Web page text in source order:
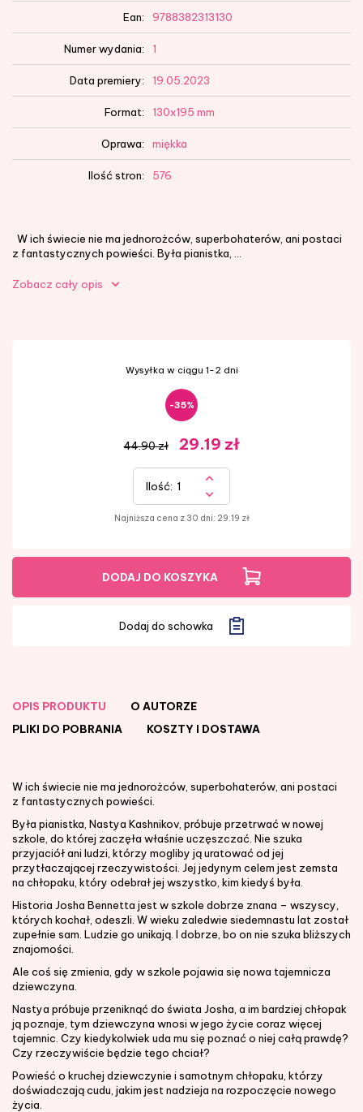
Ean: 9788382313130
Numer wydania: 1
Data premiery: 19.05.2023
Format: 130x195 mm
Oprawa: miękka
Ilość stron: 576
W ich świecie nie ma jednorożców, superbohaterów, ani postaci
z fantastycznych powieści. Była pianistka, ...
Zobacz cały opis
Wysyłka w ciągu 1-2 dni
-35%
44.90 zł 29.19 zł
Ilość:
Najniższa cena z 30 dni: 29.19 zł
DODAJ DO KOSZYKA
Dodaj do schowka
OPIS PRODUKTU
O AUTORZE
PLIKI DO POBRANIA
KOSZTY I DOSTAWA
W ich świecie nie ma jednorożców, superbohaterów, ani postaci
z fantastycznych powieści.
Była pianistka, Nastya Kashnikov, próbuje przetrwać w nowej
szkole, do której zaczęła właśnie uczęszczać. Nie szuka
przyjaciół ani ludzi, którzy mogliby ją uratować od jej
przytłaczającej rzeczywistości. Jej jedynym celem jest zemsta
na chłopaku, który odebrał jej wszystko, kim kiedyś była.
Historia Josha Bennetta jest w szkole dobrze znana – wszyscy,
których kochał, odeszli. W wieku zaledwie siedemnastu lat został
zupełnie sam. Ludzie go unikają. I dobrze, bo on nie szuka bliższych
znajomości.
Ale coś się zmienia, gdy w szkole pojawia się nowa tajemnicza
dziewczyna.
Nastya próbuje przeniknąć do świata Josha, a im bardziej chłopak
ją poznaje, tym dziewczyna wnosi w jego życie coraz więcej
tajemnic. Czy kiedykolwiek uda mu się poznać o niej całą prawdę?
Czy rzeczywiście będzie tego chciał?
Powieść o kruchej dziewczynie i samotnym chłopaku, którzy
doświadczają cudu, jakim jest nadzieja na rozpoczęcie nowego
życia.